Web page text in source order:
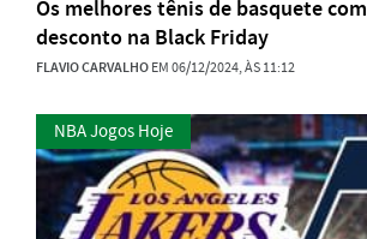
Os melhores tênis de basquete
desconto na Black Friday
FLAVIO CARVALHOEM 06/12/2024, ÀS 11:12
NBA Jogos Hoje